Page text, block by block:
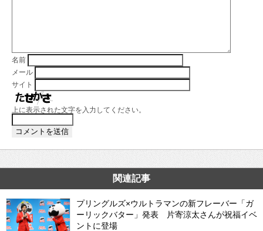
名前
メール
サイト
上に表示された文字を入力してください。
関連記事
プリングルズ×ウルトラマンの新フレーバー「ガ
ーリックバター」発表 片寄涼太さんが祝福イベ
ントに登場